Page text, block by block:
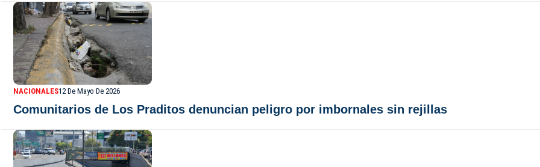
NACIONALES12 De Mayo De 2026
Comunitarios de Los Praditos denuncian peligro por imbornales sin rejillas